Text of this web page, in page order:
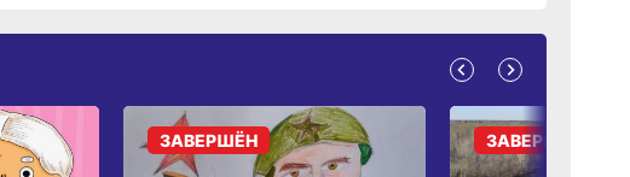
ЗАВЕРШЁН ЗАВЕРШЁН